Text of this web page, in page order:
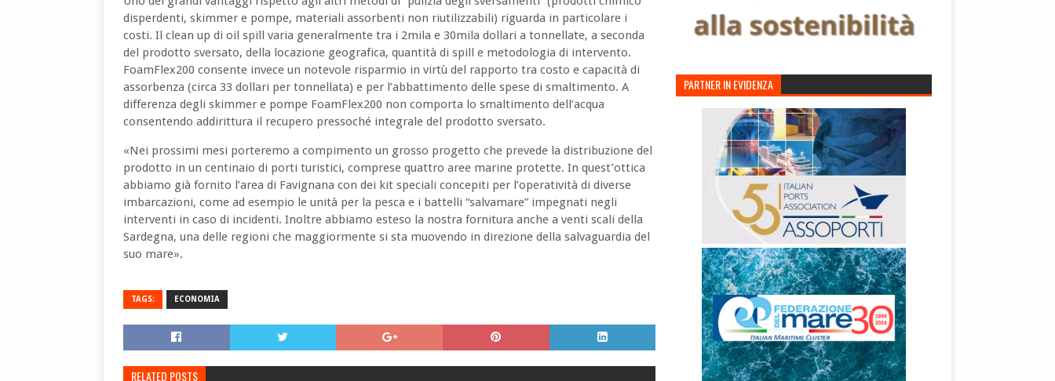
disperdenti, skimmer e pompe, materiali assorbenti non riutilizzabili) riguarda in particolare i
costi. Il clean up di oil spill varia generalmente tra i 2mila e 30mila dollari a tonnellate, a seconda
del prodotto sversato, della locazione geografica, quantità di spill e metodologia di intervento.
FoamFlex200 consente invece un notevole risparmio in virtù del rapporto tra costo e capacità di
assorbenza (circa 33 dollari per tonnellata) e per l’abbattimento delle spese di smaltimento. A
differenza degli skimmer e pompe FoamFlex200 non comporta lo smaltimento dell’acqua
consentendo addirittura il recupero pressoché integrale del prodotto sversato.
«Nei prossimi mesi porteremo a compimento un grosso progetto che prevede la distribuzione del
prodotto in un centinaio di porti turistici, comprese quattro aree marine protette. In quest’ottica
abbiamo già fornito l’area di Favignana con dei kit speciali concepiti per l’operatività di diverse
imbarcazioni, come ad esempio le unità per la pesca e i battelli “salvamare” impegnati negli
interventi in caso di incidenti. Inoltre abbiamo esteso la nostra fornitura anche a venti scali della
Sardegna, una delle regioni che maggiormente si sta muovendo in direzione della salvaguardia del
suo mare».
TAGS: ECONOMIA
RELATED POSTS
PARTNER IN EVIDENZA